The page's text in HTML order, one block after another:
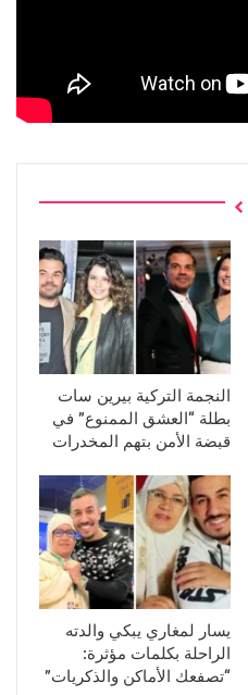
النجمة التركية بيرين سات
بطلة “العشق الممنوع” في
قبضة الأمن بتهم المخدرات
يسار لمغاري يبكي والدته
الراحلة بكلمات مؤثرة:
“تصفعك الأماكن والذكريات”